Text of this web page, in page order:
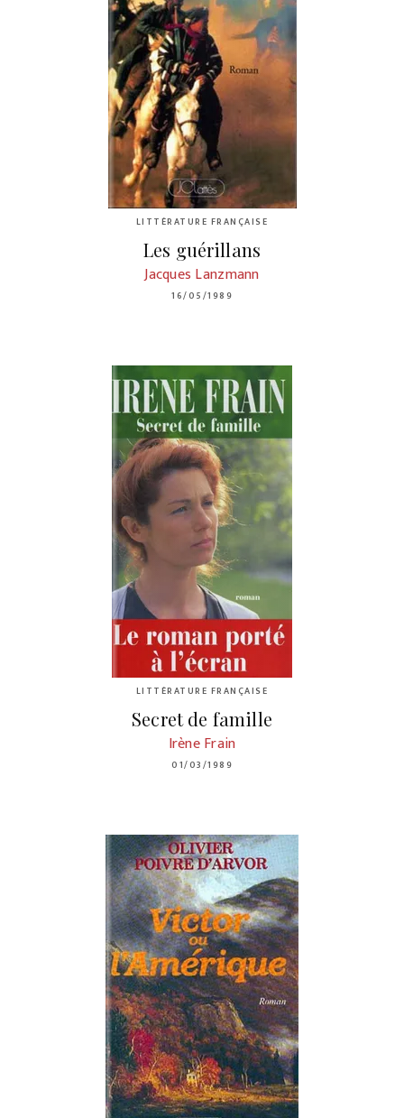
LITTÉRATURE FRANÇAISE
Les guérillans
Jacques Lanzmann
16/05/1989
LITTÉRATURE FRANÇAISE
Secret de famille
Irène Frain
01/03/1989